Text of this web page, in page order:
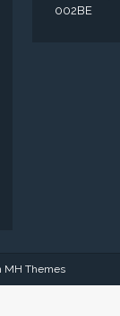
002BE
MH Themes